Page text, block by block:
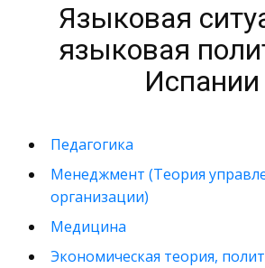
Языковая
языковая
Испании
Педагогика
Менеджмент (Теория
организации)
Медицина
Экономическая теория,